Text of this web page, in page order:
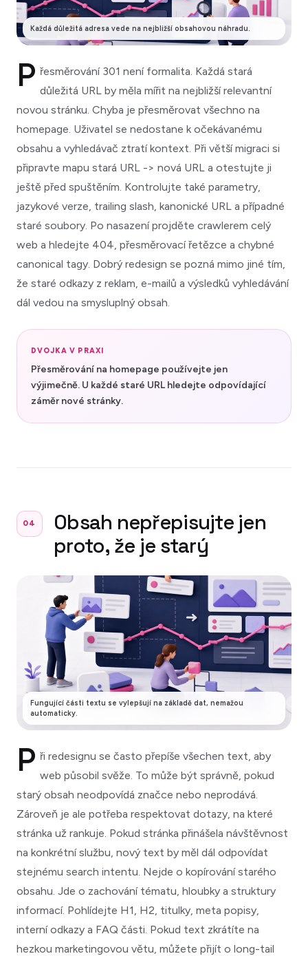
Každá důležitá adresa vede na nejbližší obsahovou náhradu.
P řesměrování 301 není formalita. Každá stará
důležitá URL by měla mířit na nejbližší relevantní
novou stránku. Chyba je přesměrovat všechno na
homepage. Uživatel se nedostane k očekávanému
obsahu a vyhledávač ztratí kontext. Při větší migraci si
připravte mapu stará URL -> nová URL a otestujte ji
ještě před spuštěním. Kontrolujte také parametry,
jazykové verze, trailing slash, kanonické URL a případné
staré soubory. Po nasazení projděte crawlerem celý
web a hledejte 404, přesměrovací řetězce a chybné
canonical tagy. Dobrý redesign se pozná mimo jiné tím,
že staré odkazy z reklam, e-mailů a výsledků vyhledávání
dál vedou na smysluplný obsah.
DVOJKA V PRAXI
Přesměrování na homepage používejte jen
výjimečně. U každé staré URL hledejte odpovídající
záměr nové stránky.
04
Obsah nepřepisujte jen
proto, že je starý
Fungující části textu se vylepšují na základě dat, nemažou
automaticky.
P ři redesignu se často přepíše všechen text, aby
web působil svěže. To může být správně, pokud
starý obsah neodpovídá značce nebo neprodává.
Zároveň je ale potřeba respektovat dotazy, na které
stránka už rankuje. Pokud stránka přinášela návštěvnost
na konkrétní službu, nový text by měl dál odpovídat
stejnému search intentu. Nejde o kopírování starého
obsahu. Jde o zachování tématu, hloubky a struktury
informací. Pohlídejte H1, H2, titulky, meta popisy,
interní odkazy a FAQ části. Pokud text zkrátíte na
hezkou marketingovou větu, můžete přijít o long-tail